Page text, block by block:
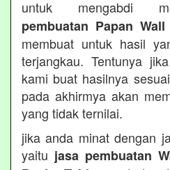
untuk mengabdi
pembuatan Papan
membuat untuk hasil
terjangkau. Tentunya
kami buat hasilnya
pada akhirmya akan
yang tidak ternilai.
jika anda minat dengan
yaitu jasa pembuatan